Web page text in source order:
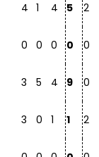
4 1 4 5 2
0 0 0 0 0
3 5 4 9 0
3 0 1 1 2